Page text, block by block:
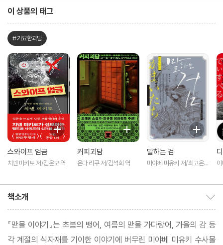
이 상품의 태그
#기묘한괴담
스와이프 엄금
치넨 미키토 저/김은모 역
커피괴담
온다 리쿠 저/김석희 역
말하는 검
미야베 미유키 저/최고은
책소개
『맏물 이야기』는 초봄의 뱅어, 여름의 맏물 가다랑어, 가을의 감 등
각 계절의 식자재를 기이한 이야기에 버무린 미야베 미유키 수사물